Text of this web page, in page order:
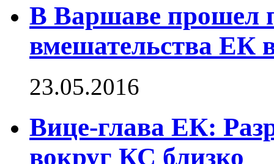
В Варшаве прошел
вмешательства ЕК
23.05.2016
Вице-глава ЕК:
вокруг КС близко